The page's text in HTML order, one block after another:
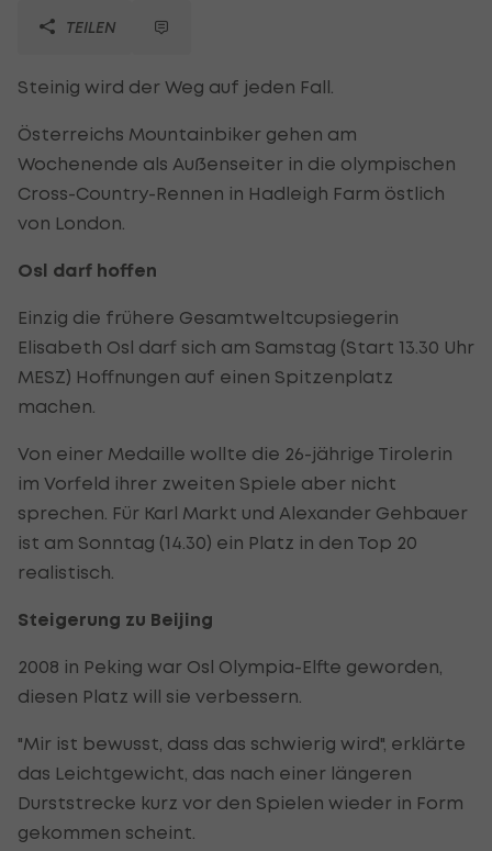
TEILEN
Steinig wird der Weg auf jeden Fall.
Österreichs Mountainbiker gehen am
Wochenende als Außenseiter in die olympischen
Cross-Country-Rennen in Hadleigh Farm östlich
von London.
Osl darf hoffen
Einzig die frühere Gesamtweltcupsiegerin
Elisabeth Osl darf sich am Samstag (Start 13.30 Uhr
MESZ) Hoffnungen auf einen Spitzenplatz
machen.
Von einer Medaille wollte die 26-jährige Tirolerin
im Vorfeld ihrer zweiten Spiele aber nicht
sprechen. Für Karl Markt und Alexander Gehbauer
ist am Sonntag (14.30) ein Platz in den Top 20
realistisch.
Steigerung zu Beijing
2008 in Peking war Osl Olympia-Elfte geworden,
diesen Platz will sie verbessern.
"Mir ist bewusst, dass das schwierig wird", erklärte
das Leichtgewicht, das nach einer längeren
Durststrecke kurz vor den Spielen wieder in Form
gekommen scheint.